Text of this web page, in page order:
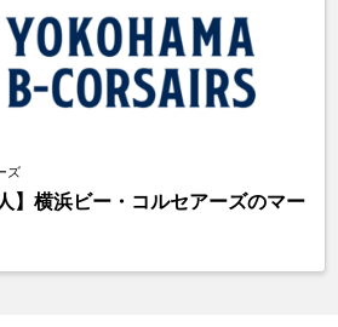
ズ
】横浜ビー・コルセアーズのマー